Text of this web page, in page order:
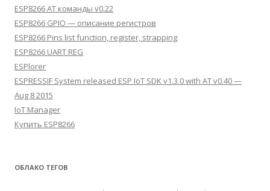
ESP8266 AT команды v0.22
ESP8266 GPIO — описание регистров
ESP8266 Pins list function, register, strapping
ESP8266 UART REG
ESPlorer
ESPRESSIF System released ESP IoT SDK v1.3.0 with AT v0.40 —
Aug 8 2015
IoT Manager
Купить ESP8266
ОБЛАКО ТЕГОВ